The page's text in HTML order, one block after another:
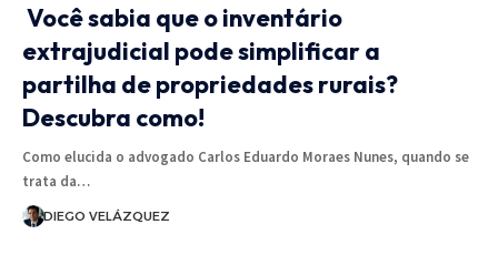
Você sabia que o inventário
extrajudicial pode simplificar a
partilha de propriedades rurais?
Descubra como!
Como elucida o advogado Carlos Eduardo Moraes Nunes, quando se
trata da…
DIEGO VELÁZQUEZ